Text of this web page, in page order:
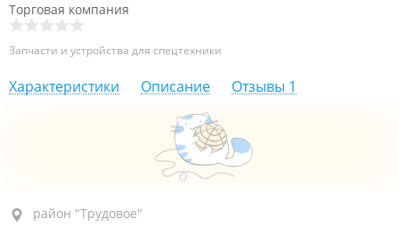
Торговая компания
Запчасти и устройства для спецтехники
Характеристики Описание Отзывы 1
район "Трудовое", ул. Беговая, 25А
район "Трудовое"